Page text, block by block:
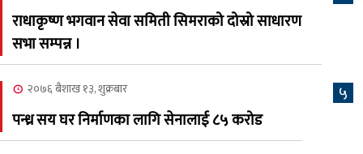
अस्मिताको बेजोड प्रस्तुती रहने
राधाकृष्ण भगवान सेवा समिती सिमराको दोस्रो साधारण
सभा सम्पन्न ।
५
२०७६ बैशाख १३, शुक्रबार
पन्ध्र सय घर निर्माणका लागि सेनालाई ८५ करोड